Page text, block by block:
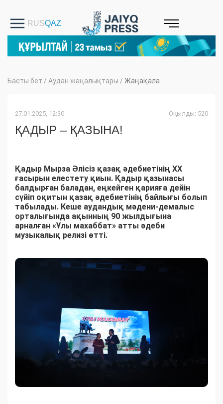
Басты бет / Аудан жаңалықтары / Жаңақала
27.01.2025, 12:30 Оқылды: 520
ҚАДЫР – ҚАЗЫНА!
Қадыр Мырза Әлісіз қазақ әдебиетінің ХХ
ғасырын елестету қиын. Қадыр қазынасы
балдырған баладан, еңкейген қарияға дейін
сүйіп оқитын қазақ әдебиетінің байлығы болып
табылады. Кеше аудандық мәдени-демалыс
орталығында ақынның 90 жылдығына
арналған «Ұлы махаббат» атты әдеби
музыкалық релизі өтті.